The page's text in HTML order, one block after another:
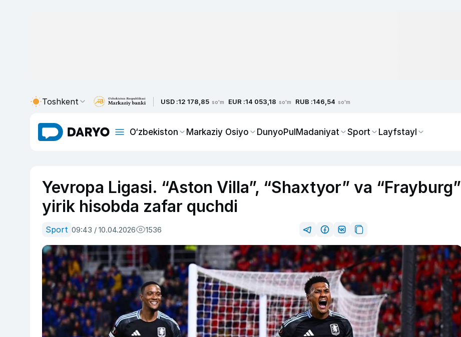
Toshkent USD :12 178,85 so'm EUR :14 053,18 so'm RUB :146,54 so'm
O‘zbekiston Markaziy Osiyo DunyoPulMadaniyat Sport Layfstayl
Yevropa Ligasi. “Aston Villa”, “Shaxtyor” va “Frayburg”
yirik hisobda zafar quchdi
Sport 09:43 / 10.04.2026 1536